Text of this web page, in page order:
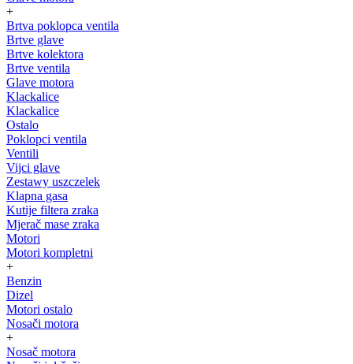
+
Brtva poklopca ventila
Brtve glave
Brtve kolektora
Brtve ventila
Glave motora
Klackalice
Klackalice
Ostalo
Poklopci ventila
Ventili
Vijci glave
Zestawy uszczelek
Klapna gasa
Kutije filtera zraka
Mjerač mase zraka
Motori
Motori kompletni
+
Benzin
Dizel
Motori ostalo
Nosači motora
+
Nosač motora